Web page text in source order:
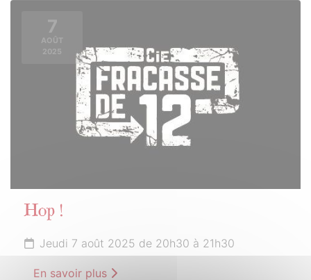
7
AOÛT
2025
Hop !
Jeudi 7 août 2025 de 20h30 à 21h30
En savoir plus